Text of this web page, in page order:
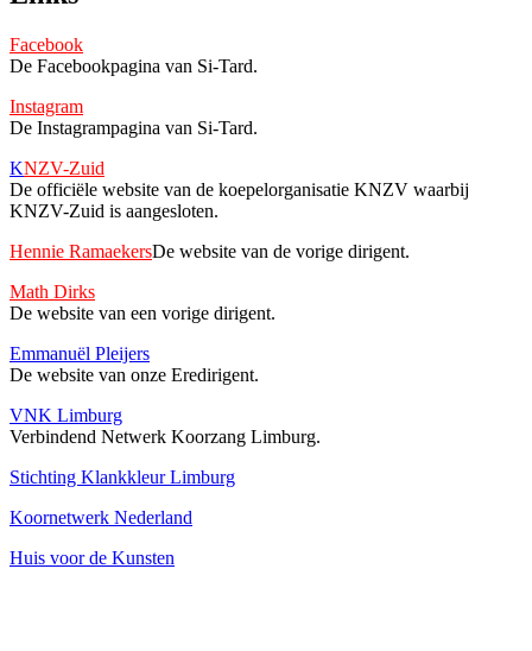
Facebook
De Facebookpagina van Si-Tard.
Instagram
De Instagrampagina van Si-Tard.
KNZV-Zuid
De officiële website van de koepelorganisatie KNZV waarbij
KNZV-Zuid is aangesloten.
Hennie RamaekersDe website van de vorige dirigent.
Math Dirks
De website van een vorige dirigent.
Emmanuël Pleijers
De website van onze Eredirigent.
VNK Limburg
Verbindend Netwerk Koorzang Limburg.
Stichting Klankkleur Limburg
Koornetwerk Nederland
Huis voor de Kunsten